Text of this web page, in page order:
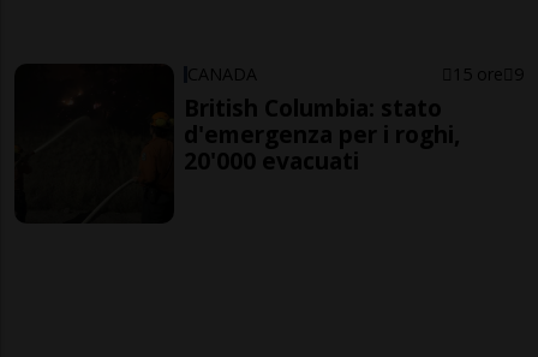
CANADA 15 ore 9
British Columbia: stato
d'emergenza per i roghi,
20'000 evacuati